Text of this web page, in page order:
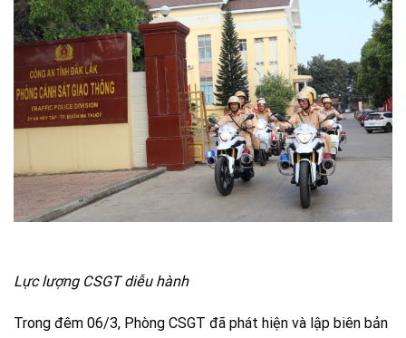
Lực lượng CSGT diễu hành
Trong đêm 06/3, Phòng CSGT đã phát hiện và lập biên bản